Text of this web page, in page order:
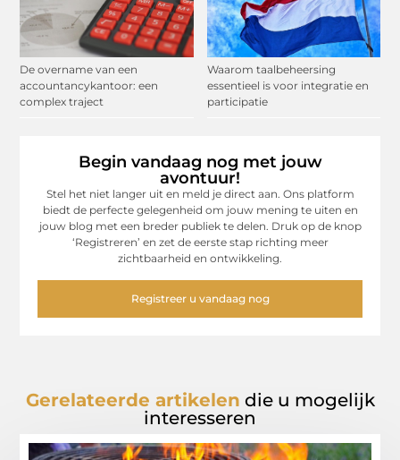
De overname van een
accountancykantoor: een
complex traject
Waarom taalbeheersing
essentieel is voor integratie en
participatie
Begin vandaag nog met jouw
avontuur!
Stel het niet langer uit en meld je direct aan. Ons platform
biedt de perfecte gelegenheid om jouw mening te uiten en
jouw blog met een breder publiek te delen. Druk op de knop
‘Registreren’ en zet de eerste stap richting meer
zichtbaarheid en ontwikkeling.
Registreer u vandaag nog
Gerelateerde artikelen die u mogelijk
interesseren